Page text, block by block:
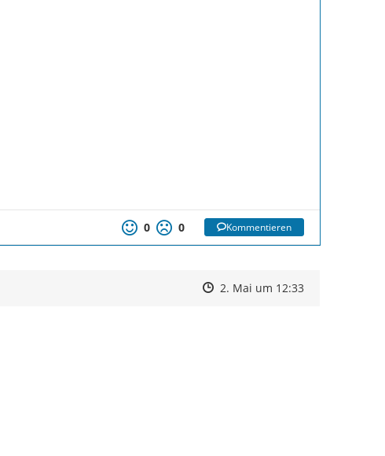
0 0 Kommentieren
Zeitpunkt des Erstellens
Zeitpunkt des Erstellens
2. Mai um 12:33Zur Äußerung